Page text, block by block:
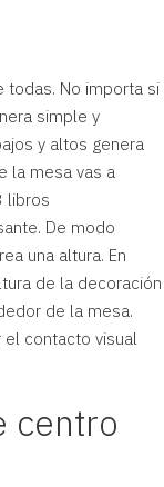
todas. No importa si
simple y
y altos genera
la mesa vas a
libros
De modo
una altura. En
de la decoración
de la mesa.
el contacto visual
centro